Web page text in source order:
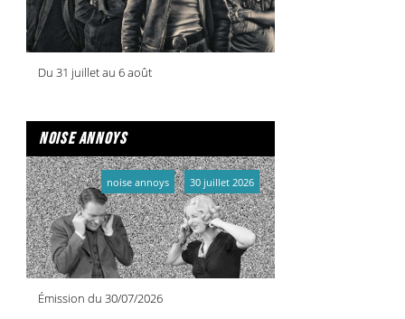
Du 31 juillet au 6 août
noise annoys
Émission du 30/07/2026
noise annoys 30 juillet 2026